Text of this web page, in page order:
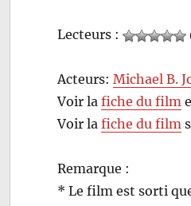
Lecteurs :
Acteurs:Michael B.
Voir lafiche du film
Voir lafiche du film
Remarque :
* Le film est sorti